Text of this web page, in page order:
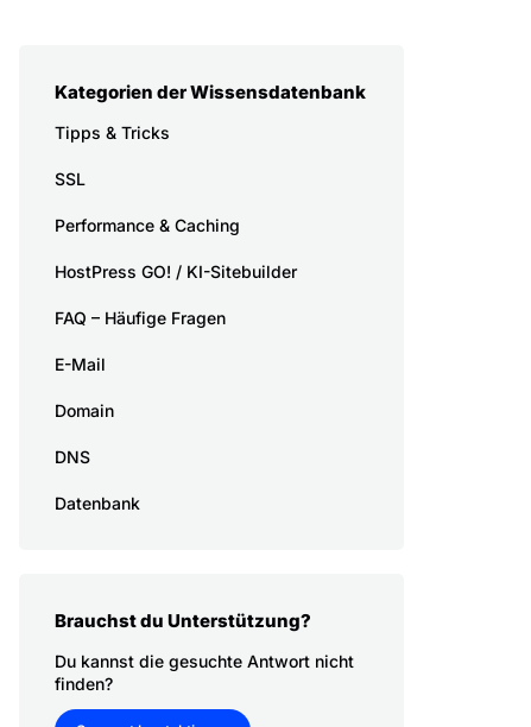
Kategorien der Wissensdatenbank
Tipps & Tricks
SSL
Performance & Caching
HostPress GO! / KI-Sitebuilder
FAQ – Häufige Fragen
E-Mail
Domain
DNS
Datenbank
Brauchst du Unterstützung?
Du kannst die gesuchte Antwort nicht
finden?